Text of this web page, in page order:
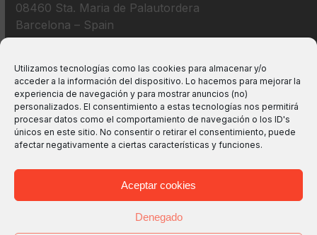
Utilizamos tecnologías como las cookies para almacenar y/o
acceder a la información del dispositivo. Lo hacemos para mejorar la
experiencia de navegación y para mostrar anuncios (no)
personalizados. El consentimiento a estas tecnologías nos permitirá
procesar datos como el comportamiento de navegación o los ID's
únicos en este sitio. No consentir o retirar el consentimiento, puede
afectar negativamente a ciertas características y funciones.
Aceptar cookies
Denegado
08460 Sta. Maria de Palautordera
Barcelona – Spain
info@m2bswitches.com